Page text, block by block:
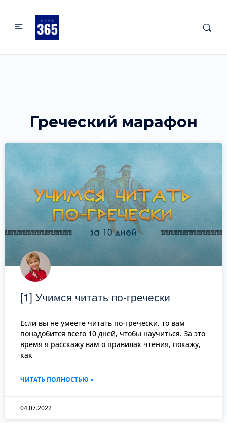
Греческий марафон
[1] Учимся читать по-гречески
Если вы не умеете читать по-гречески, то вам
понадобится всего 10 дней, чтобы научиться. За это
время я расскажу вам о правилах чтения, покажу,
как
ЧИТАТЬ ПОЛНОСТЬЮ »
04.07.2022